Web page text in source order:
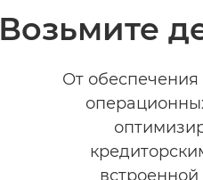
Возьмите
От обеспечения